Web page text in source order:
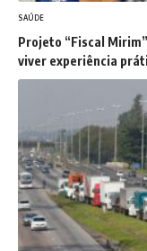
SAÚDE
Projeto “Fiscal
viver experiência